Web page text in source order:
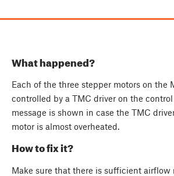
What happened?
Each of the three stepper motors on the
controlled by a TMC driver on the
message is shown in case the TMC
motor is almost overheated.
How to fix it?
Make sure that there is sufficient airflow